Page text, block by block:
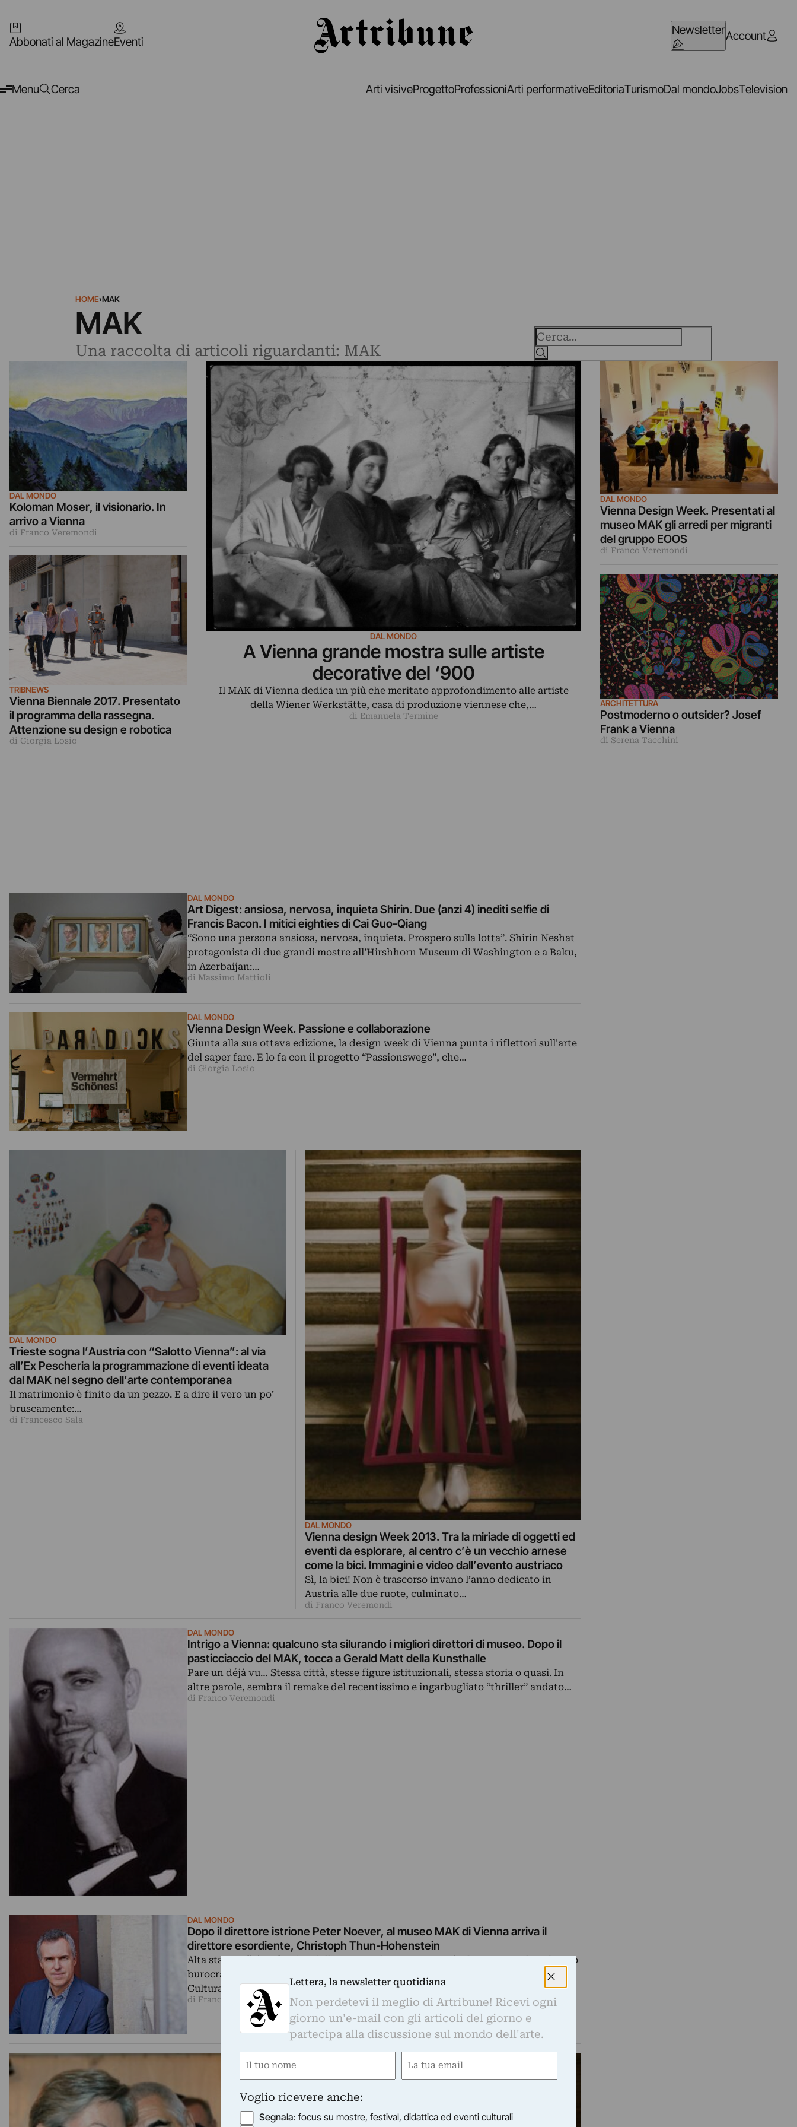
Abbonati al MagazineEventi
NewsletterAccount
Menu Cerca Arti visiveProgettoProfessioniArti performativeEditoriaTurismoDal mondoJobsTelevision
HOME›MAK
MAK
Una raccolta di articoli riguardanti: MAK
Cerca
DAL MONDO
A Vienna grande mostra sulle artiste
decorative del ‘900
Il MAK di Vienna dedica un più che meritato approfondimento alle artiste
della Wiener Werkstätte, casa di produzione viennese che,…
di Emanuela Termine
DAL MONDO
Koloman Moser, il visionario. In
arrivo a Vienna
di Franco Veremondi
TRIBNEWS
Vienna Biennale 2017. Presentato
il programma della rassegna.
Attenzione su design e robotica
di Giorgia Losio
DAL MONDO
Vienna Design Week. Presentati al
museo MAK gli arredi per migranti
del gruppo EOOS
di Franco Veremondi
ARCHITETTURA
Postmoderno o outsider? Josef
Frank a Vienna
di Serena Tacchini
DAL MONDO
Art Digest: ansiosa, nervosa, inquieta Shirin. Due (anzi 4) inediti selfie di
Francis Bacon. I mitici eighties di Cai Guo-Qiang
“Sono una persona ansiosa, nervosa, inquieta. Prospero sulla lotta”. Shirin Neshat
protagonista di due grandi mostre all’Hirshhorn Museum di Washington e a Baku,
in Azerbaijan:…
di Massimo Mattioli
DAL MONDO
Vienna Design Week. Passione e collaborazione
Giunta alla sua ottava edizione, la design week di Vienna punta i riflettori sull'arte
del saper fare. E lo fa con il progetto “Passionswege”, che…
di Giorgia Losio
DAL MONDO
Trieste sogna l’Austria con “Salotto Vienna”: al via
all’Ex Pescheria la programmazione di eventi ideata
dal MAK nel segno dell’arte contemporanea
Il matrimonio è finito da un pezzo. E a dire il vero un po’
bruscamente:…
di Francesco Sala
DAL MONDO
Vienna design Week 2013. Tra la miriade di oggetti ed
eventi da esplorare, al centro c’è un vecchio arnese
come la bici. Immagini e video dall’evento austriaco
Sì, la bici! Non è trascorso invano l’anno dedicato in
Austria alle due ruote, culminato…
di Franco Veremondi
DAL MONDO
Intrigo a Vienna: qualcuno sta silurando i migliori direttori di museo. Dopo il
pasticciaccio del MAK, tocca a Gerald Matt della Kunsthalle
Pare un déjà vu… Stessa città, stesse figure istituzionali, stessa storia o quasi. In
altre parole, sembra il remake del recentissimo e ingarbugliato “thriller” andato…
di Franco Veremondi
DAL MONDO
Dopo il direttore istrione Peter Noever, al museo MAK di Vienna arriva il
direttore esordiente, Christoph Thun-Hohenstein
Alta statura fisica, fascino dell’uomo qualunque, un curriculum personale nel ramo
burocratico-amministrativo, con esperienza da direttore dell’Istituto Austriaco di
Cultura di New York. Mentre le…
di Franco Veremondi
Lettera, la newsletter quotidiana
Non perdetevi il meglio di Artribune! Ricevi ogni
giorno un'e-mail con gli articoli del giorno e
partecipa alla discussione sul mondo dell'arte.
Nome
Email
Voglio ricevere anche:
Segnala: focus su mostre, festival, didattica ed eventi culturali